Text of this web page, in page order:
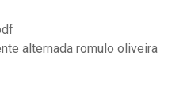
alternada romulo oliveira